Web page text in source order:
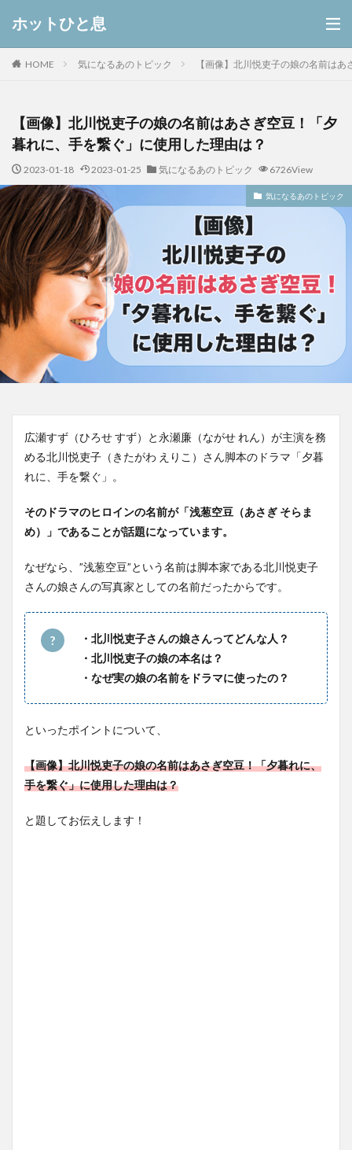
ホットひと息
HOME 気になるあのトピック 【画像】北川悦吏子の娘の名前は
【画像】北川悦吏子の娘の名前はあさぎ空豆！「夕
暮れに、手を繋ぐ」に使用した理由は？
2023-01-18 2023-01-25 気になるあのトピック 6726View
気になるあのトピック
広瀬すず（ひろせ すず）と永瀬廉（ながせ れん）が主演を務
める北川悦吏子（きたがわ えりこ）さん脚本のドラマ「夕暮
れに、手を繋ぐ」。
そのドラマのヒロインの名前が「浅葱空豆（あさぎ そらま
め）」であることが話題になっています。
なぜなら、”浅葱空豆”という名前は脚本家である北川悦吏子
さんの娘さんの写真家としての名前だったからです。
・北川悦吏子さんの娘さんってどんな人？
・北川悦吏子の娘の本名は？
・なぜ実の娘の名前をドラマに使ったの？
といったポイントについて、
【画像】北川悦吏子の娘の名前はあさぎ空豆！「夕暮れに、
手を繋ぐ」に使用した理由は？
と題してお伝えします！